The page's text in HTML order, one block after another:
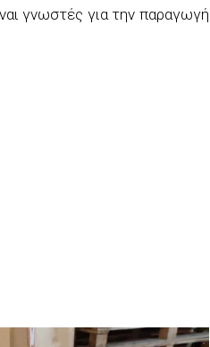
γνωστές για την παραγωγή